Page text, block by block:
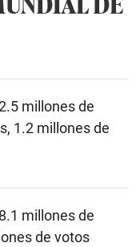
millones de
1.2 millones de
millones de
de votos